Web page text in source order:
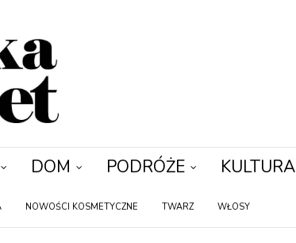
DOM PODRÓŻE KULTURA
NOWOŚCI KOSMETYCZNE TWARZ WŁOSY